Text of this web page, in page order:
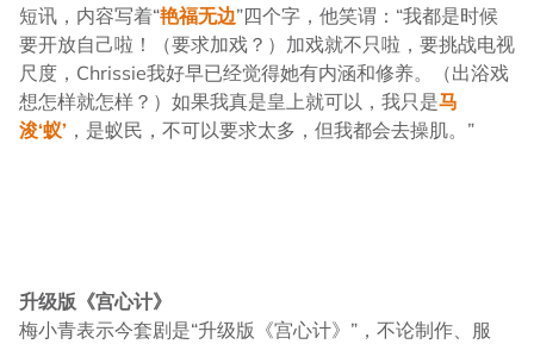
短讯，内容写着“艳福无边”四个字，他笑谓：“我都是时候
要开放自己啦！（要求加戏？）加戏就不只啦，要挑战电视
尺度，Chrissie我好早已经觉得她有内涵和修养。（出浴戏
想怎样就怎样？）如果我真是皇上就可以，我只是马
浚‘蚁’ ，是蚁民，不可以要求太多，但我都会去操肌。”
升级版《宫心计》
梅小青表示今套剧是“升级版《宫心计》”，不论制作、服